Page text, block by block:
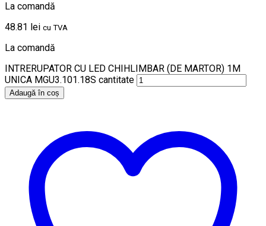
La comandă
48.81 lei cu TVA
La comandă
INTRERUPATOR CU LED CHIHLIMBAR (DE MARTOR) 1M
UNICA MGU3.101.18S cantitate
Adaugă în coș